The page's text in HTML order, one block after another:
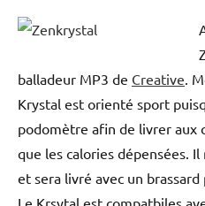
balladeur MP3 de Creative .
Krystal est orienté sport
podomètre afin de livrer aux
que les calories dépensées.
et sera livré avec un brassard
Le Krsytal est compatbiles